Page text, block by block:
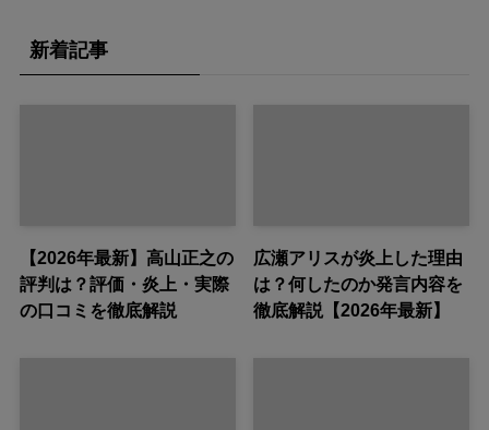
新着記事
【2026年最新】高山正之の
評判は？評価・炎上・実際
の口コミを徹底解説
広瀬アリスが炎上した理由
は？何したのか発言内容を
徹底解説【2026年最新】